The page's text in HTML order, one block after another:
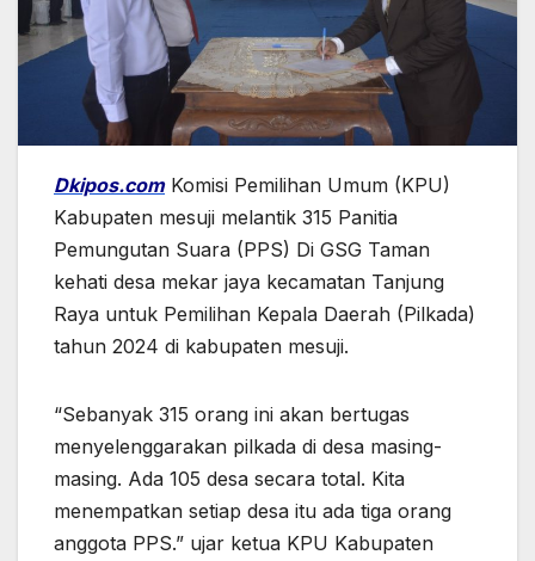
Dkipos.comKomisi Pemilihan Umum (KPU)
Kabupaten mesuji melantik 315 Panitia
Pemungutan Suara (PPS) Di GSG Taman
kehati desa mekar jaya kecamatan Tanjung
Raya untuk Pemilihan Kepala Daerah (Pilkada)
tahun 2024 di kabupaten mesuji.
“Sebanyak 315 orang ini akan bertugas
menyelenggarakan pilkada di desa masing-
masing. Ada 105 desa secara total. Kita
menempatkan setiap desa itu ada tiga orang
anggota PPS.” ujar ketua KPU Kabupaten